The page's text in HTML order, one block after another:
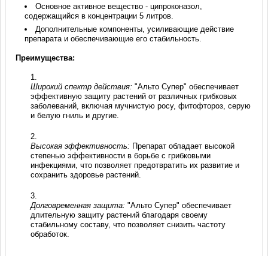
Основное активное вещество - ципроконазол,
содержащийся в концентрации 5 литров.
Дополнительные компоненты, усиливающие действие
препарата и обеспечивающие его стабильность.
Преимущества:
Широкий спектр действия: "Альто Супер" обеспечивает
эффективную защиту растений от различных грибковых
заболеваний, включая мучнистую росу, фитофтороз, серую
и белую гниль и другие.
Высокая эффективность: Препарат обладает высокой
степенью эффективности в борьбе с грибковыми
инфекциями, что позволяет предотвратить их развитие и
сохранить здоровье растений.
Долговременная защита: "Альто Супер" обеспечивает
длительную защиту растений благодаря своему
стабильному составу, что позволяет снизить частоту
обработок.